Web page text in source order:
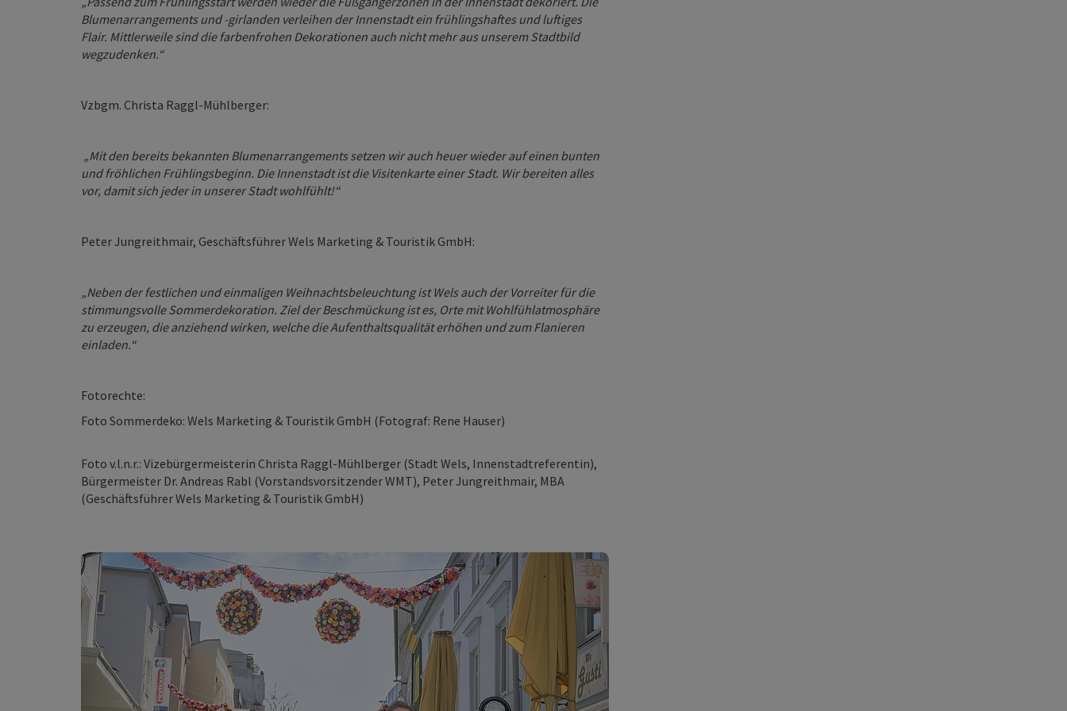
Blumenarrangements und -girlanden verleihen der Innenstadt ein frühlingshaftes und luftiges
Flair. Mittlerweile sind die farbenfrohen Dekorationen auch nicht mehr aus unserem Stadtbild
wegzudenken.“
Vzbgm. Christa Raggl-Mühlberger:
„Mit den bereits bekannten Blumenarrangements setzen wir auch heuer wieder auf einen bunten
und fröhlichen Frühlingsbeginn. Die Innenstadt ist die Visitenkarte einer Stadt. Wir bereiten alles
vor, damit sich jeder in unserer Stadt wohlfühlt!“
Peter Jungreithmair, Geschäftsführer Wels Marketing & Touristik GmbH:
„Neben der festlichen und einmaligen Weihnachtsbeleuchtung ist Wels auch der Vorreiter für die
stimmungsvolle Sommerdekoration. Ziel der Beschmückung ist es, Orte mit Wohlfühlatmosphäre
zu erzeugen, die anziehend wirken, welche die Aufenthaltsqualität erhöhen und zum Flanieren
einladen.“
Fotorechte:
Foto Sommerdeko: Wels Marketing & Touristik GmbH (Fotograf: Rene Hauser)
Foto v.l.n.r.: Vizebürgermeisterin Christa Raggl-Mühlberger (Stadt Wels, Innenstadtreferentin),
Bürgermeister Dr. Andreas Rabl (Vorstandsvorsitzender WMT), Peter Jungreithmair, MBA
(Geschäftsführer Wels Marketing & Touristik GmbH)